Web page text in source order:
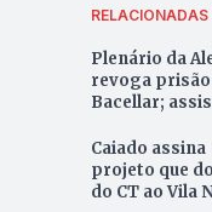
RELACIONADAS
Plenário da
revoga prisão
Bacellar;
Caiado assina
projeto que
do CT ao Vila